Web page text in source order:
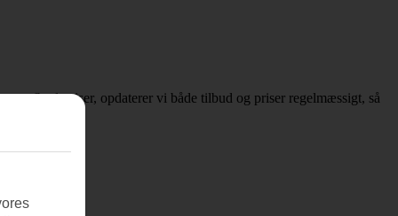
afbudsrejser, opdaterer vi både tilbud og priser regelmæssigt, så